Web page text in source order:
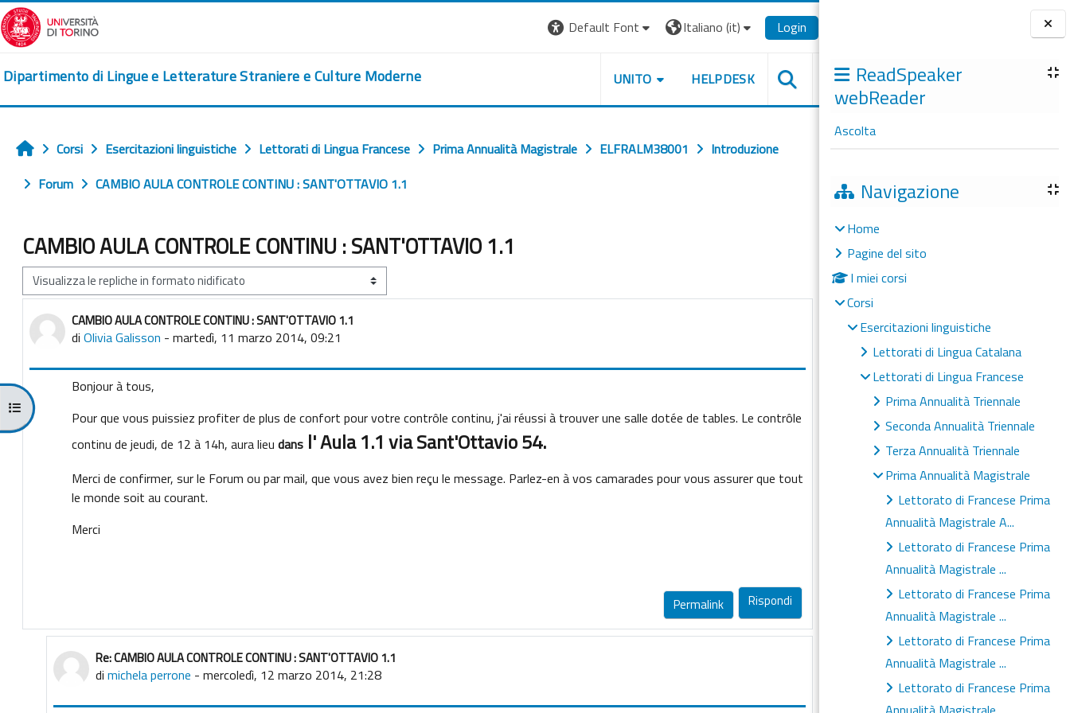
Vai al contenuto principale
Blocchi
ReadSpeaker
webReader
Ascolta
Navigazione
Home
Pagine del sito
I miei corsi
Corsi
Esercitazioni linguistiche
Lettorati di Lingua Catalana
Lettorati di Lingua Francese
Prima Annualità Triennale
Seconda Annualità Triennale
Terza Annualità Triennale
Prima Annualità Magistrale
Lettorato di Francese Prima
Annualità Magistrale A...
Lettorato di Francese Prima
Annualità Magistrale ...
Lettorato di Francese Prima
Annualità Magistrale ...
Lettorato di Francese Prima
Annualità Magistrale ...
Lettorato di Francese Prima
Default Font Italiano ‎(it)‎ Login
Dipartimento di Lingue e Letterature Straniere e Culture Moderne UNITO HELPDESK
Apri indice del corso
Home
Corsi Esercitazioni linguistiche Lettorati di Lingua Francese Prima Annualità Magistrale ELFRALM38001
Introduzione
Forum
CAMBIO AULA CONTROLE CONTINU : SANT'OTTAVIO 1.1
CAMBIO AULA CONTROLE CONTINU : SANT'OTTAVIO 1.1
Modalità visualizzazione
CAMBIO AULA CONTROLE CONTINU : SANT'OTTAVIO 1.1
di Olivia Galisson - martedì, 11 marzo 2014, 09:21
Numero di risposte: 1
Bonjour à tous,
Pour que vous puissiez profiter de plus de confort pour votre contrôle continu, j'ai réussi à trouver une salle dotée de tables. Le contrôle
continu de jeudi, de 12 à 14h, aura lieu dans l' Aula 1.1 via Sant'Ottavio 54.
Merci de confirmer, sur le Forum ou par mail, que vous avez bien reçu le message. Parlez-en à vos camarades pour vous assurer que tout
le monde soit au courant.
Merci
Permalink Rispondi
In riposta a Olivia Galisson
Re: CAMBIO AULA CONTROLE CONTINU : SANT'OTTAVIO 1.1
di michela perrone - mercoledì, 12 marzo 2014, 21:28